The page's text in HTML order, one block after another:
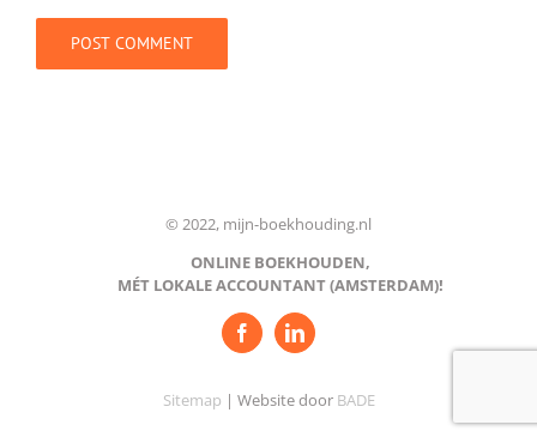
© 2022, mijn-boekhouding.nl
ONLINE BOEKHOUDEN,
MÉT LOKALE ACCOUNTANT (AMSTERDAM)!
Sitemap | Website door BADE